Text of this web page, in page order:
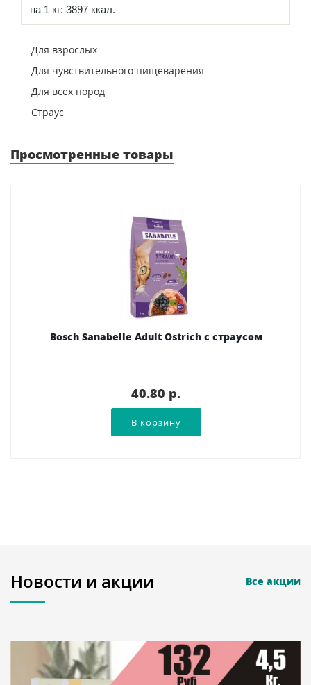
на 1 кг: 3897 ккал.
Для взрослых
Для чувствительного пищеварения
Для всех пород
Страус
Просмотренные товары
Bosch Sanabelle Adult Ostrich с страусом
40.80 p.
Новости и акции Все акции